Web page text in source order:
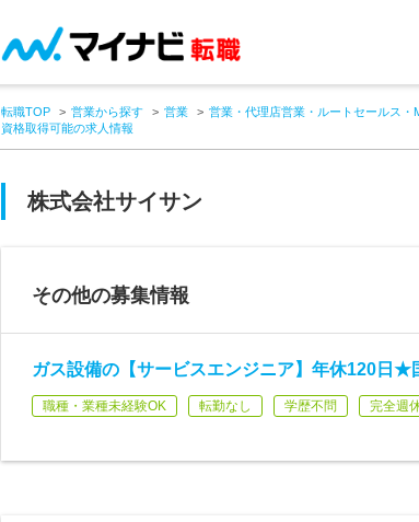
転職TOP 営業から探す 営業 営業・代理店営業・ルートセールス・
資格取得可能の求人情報
株式会社サイサン
その他の募集情報
ガス設備の【サービスエンジニア】年休120日★
職種・業種未経験OK 転勤なし 学歴不問 完全週